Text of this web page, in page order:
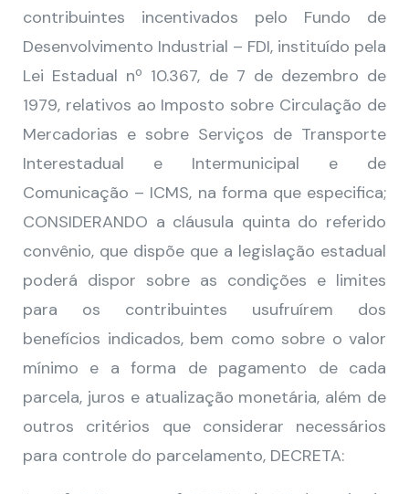
contribuintes incentivados pelo Fundo de
Desenvolvimento Industrial – FDI, instituído pela
Lei Estadual nº 10.367, de 7 de dezembro de
1979, relativos ao Imposto sobre Circulação de
Mercadorias e sobre Serviços de Transporte
Interestadual e Intermunicipal e de
Comunicação – ICMS, na forma que especifica;
CONSIDERANDO a cláusula quinta do referido
convênio, que dispõe que a legislação estadual
poderá dispor sobre as condições e limites
para os contribuintes usufruírem dos
benefícios indicados, bem como sobre o valor
mínimo e a forma de pagamento de cada
parcela, juros e atualização monetária, além de
outros critérios que considerar necessários
para controle do parcelamento, DECRETA: